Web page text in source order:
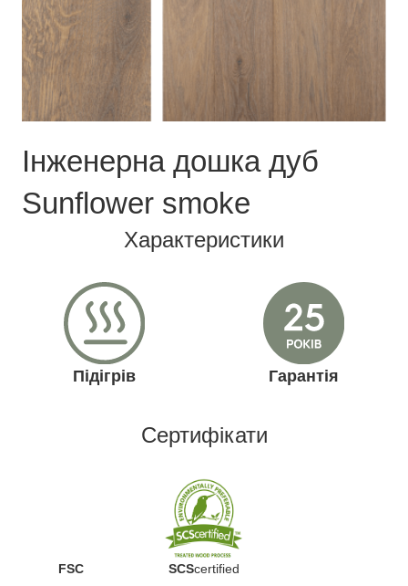
Інженерна дошка дуб
Sunflower smoke
Характеристики
Підігрів Гарантія
Сертифікати
FSC SCScertified